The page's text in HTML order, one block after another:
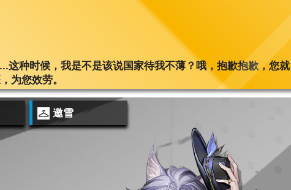
这种时候，我是不是该说国家待我不薄？哦，抱歉抱歉，您就
为您效劳。
邀雪